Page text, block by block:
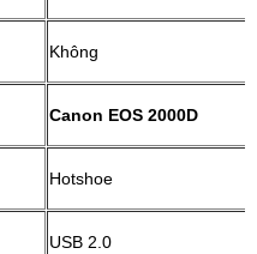
Không
Canon EOS 2000D
Hotshoe
USB 2.0